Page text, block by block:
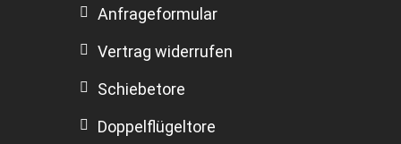
Anfrageformular
Vertrag widerrufen
Schiebetore
Doppelflügeltore